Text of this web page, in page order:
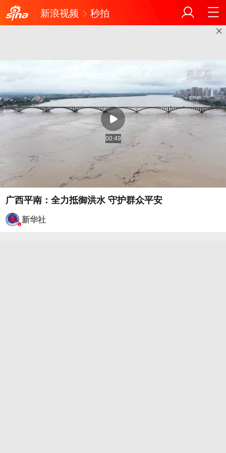
新浪视频 秒拍
00:49
广西平南：全力抵御洪水 守护群众平安
新华社